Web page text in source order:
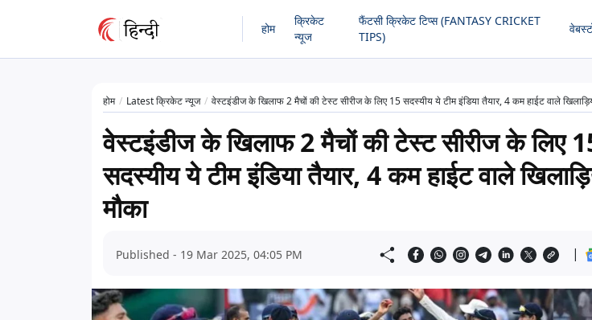
होम
क्रिकेट
न्यूज
फैंटसी क्रिकेट टिप्स (FANTASY CRICKET
TIPS)
होम Latest क्रिकेट न्यूज वेस्टइंडीज के खिलाफ 2 मैचों की टेस्ट सीरीज के लिए 15 सदस्यीय ये टीम इंडिया तैयार, 4 कम हाईट वाले
वेस्टइंडीज के खिलाफ 2 मैचों की टेस्ट सीरीज के लिए
सदस्यीय ये टीम इंडिया तैयार, 4 कम हाईट वाले
मौका
Published - 19 Mar 2025, 04:05 PM |